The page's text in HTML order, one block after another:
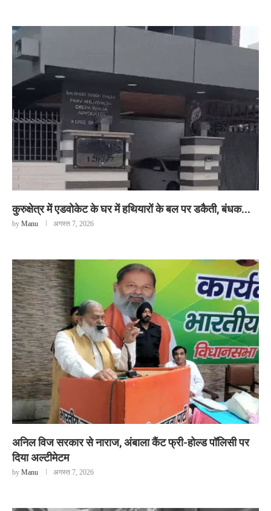
कुरुक्षेत्र में एडवोकेट के घर में हथियारों के बल पर डकैती, बंधक...
by Manu अगस्त 7, 2026
अनिल विज सरकार से नाराज, अंबाला कैंट फ्री-होल्ड पॉलिसी पर
दिया अल्टीमेटम
by Manu अगस्त 7, 2026